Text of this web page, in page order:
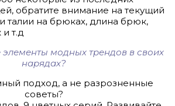
обратите внимание на текущий
талии на брюках, длина брюк,
т.д
модных трендов в своих
нарядах?
подход, а не разрозненные
советы?